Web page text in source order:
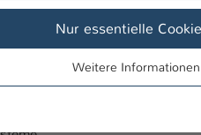
Team & Ansprechpartner
Nur essentielle
Cookies werden für
Weitere Informationen